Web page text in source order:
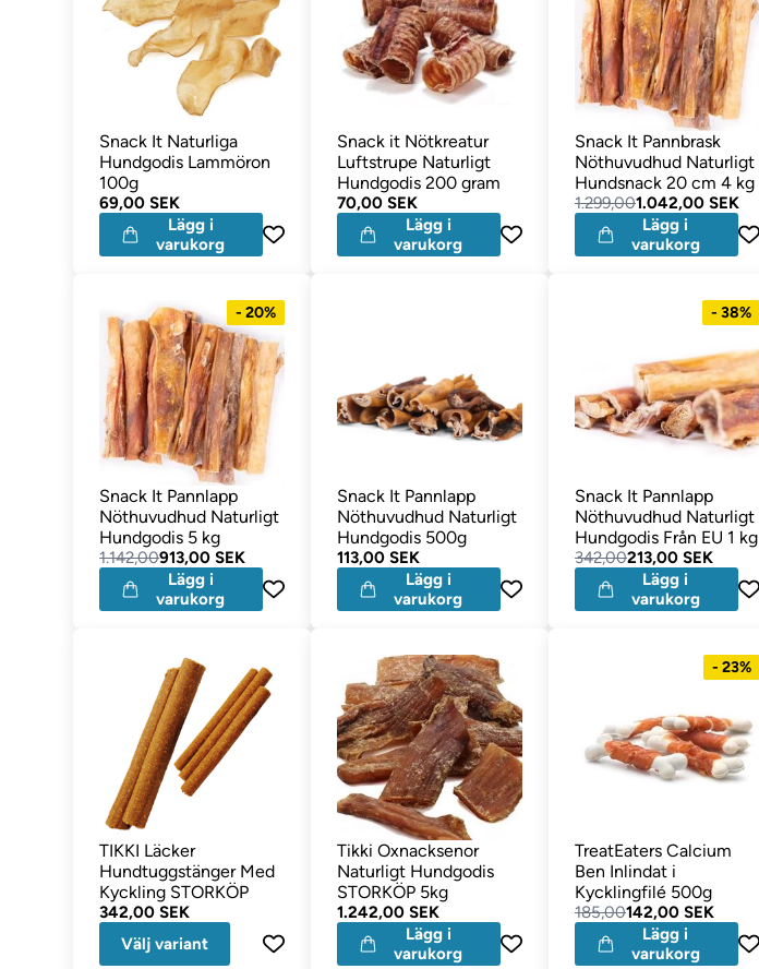
Snack It Naturliga
Hundgodis Lammöron
100g
69,00 SEK
Lägg i
varukorg
Snack it Nötkreatur
Luftstrupe Naturligt
Hundgodis 200 gram
70,00 SEK
Lägg i
varukorg
Snack It Pannbrask
Nöthuvudhud Naturligt
Hundsnack 20 cm 4 kg
1.299,001.042,00 SEK
Lägg i
varukorg
- 20%
Snack It Pannlapp
Nöthuvudhud Naturligt
Hundgodis 5 kg
1.142,00913,00 SEK
Lägg i
varukorg
Snack It Pannlapp
Nöthuvudhud Naturligt
Hundgodis 500g
113,00 SEK
Lägg i
varukorg
- 38%
Snack It Pannlapp
Nöthuvudhud Naturligt
Hundgodis Från EU 1 kg
342,00213,00 SEK
Lägg i
varukorg
TIKKI Läcker
Hundtuggstänger Med
Kyckling STORKÖP
342,00 SEK
Välj variant
Tikki Oxnacksenor
Naturligt Hundgodis
STORKÖP 5kg
1.242,00 SEK
Lägg i
varukorg
- 23%
TreatEaters Calcium
Ben Inlindat i
Kycklingfilé 500g
185,00142,00 SEK
Lägg i
varukorg